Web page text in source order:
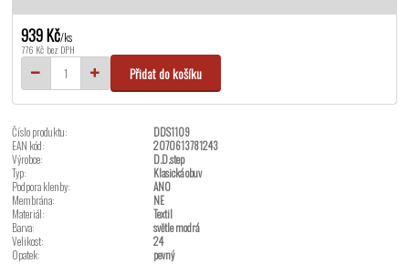
939 Kč/ks
776 Kč bez DPH
Přidat do košíku
Číslo produktu:
DDS1109
EAN kód:
2070613781243
Výrobce:
D.D.step
Typ:
Klasická obuv
Podpora klenby:
ANO
Membrána:
NE
Materiál:
Textil
Barva:
světle modrá
Velikost:
24
Opatek:
pevný